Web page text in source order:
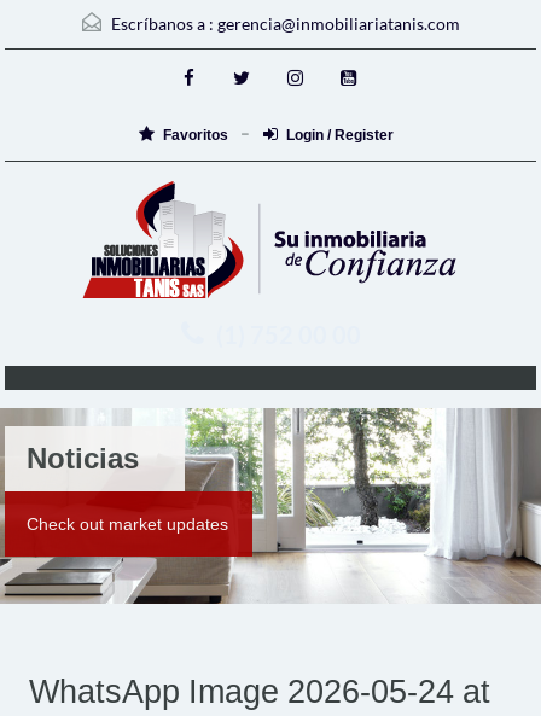
Escríbanos a : gerencia@inmobiliariatanis.com
Favoritos Login / Register
Noticias
Check out market updates
WhatsApp Image 2026-05-24 at